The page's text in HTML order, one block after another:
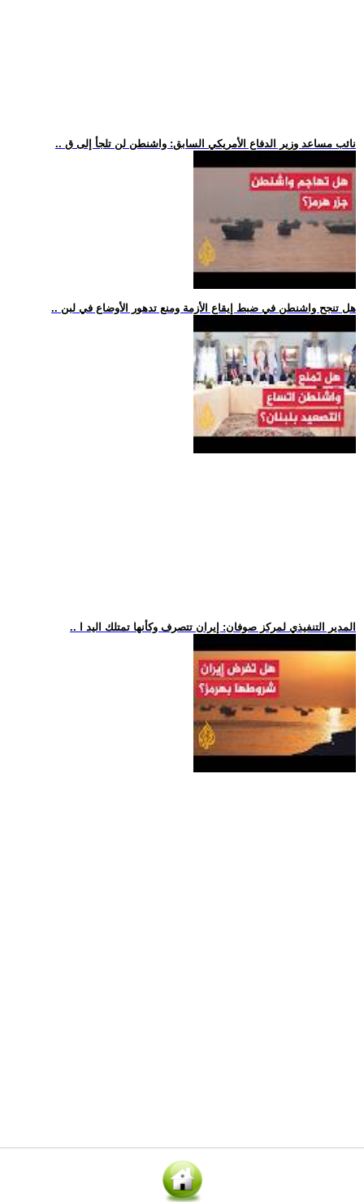
.. نائب مساعد وزير الدفاع الأمريكي السابق: واشنطن لن تلجأ إلى ق
.. هل تنجح واشنطن في ضبط إيقاع الأزمة ومنع تدهور الأوضاع في لبن
.. المدير التنفيذي لمركز صوفان: إيران تتصرف وكأنها تمتلك اليد ا